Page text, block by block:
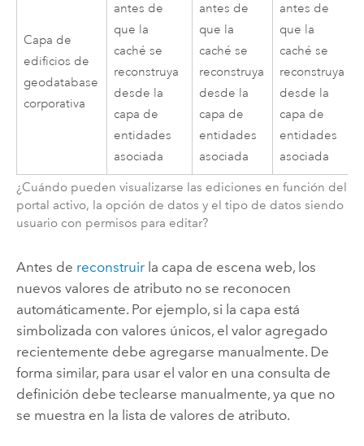
Capa de
edificios de
geodatabase
corporativa
antes de
que la
caché se
reconstruya
desde la
capa de
entidades
asociada
antes de
que la
caché se
reconstruya
desde la
capa de
entidades
asociada
antes de
que la
caché se
reconstruya
desde la
capa de
entidades
asociada
¿Cuándo pueden visualizarse las ediciones en función del
portal activo, la opción de datos y el tipo de datos siendo
usuario con permisos para editar?
Antes de reconstruirla capa de escena web, los
nuevos valores de atributo no se reconocen
automáticamente. Por ejemplo, si la capa está
simbolizada con valores únicos, el valor agregado
recientemente debe agregarse manualmente. De
forma similar, para usar el valor en una consulta de
definición debe teclearse manualmente, ya que no
se muestra en la lista de valores de atributo.